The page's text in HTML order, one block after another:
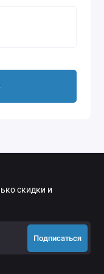
- 154 г., 75х130
скидки и
Подписаться